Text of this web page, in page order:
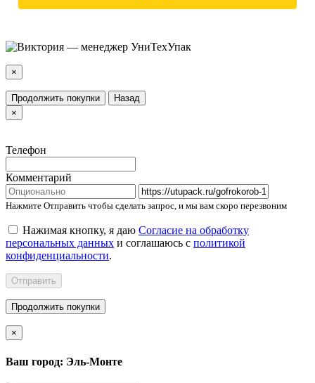
×
Продолжить покупки
Назад
×
Телефон
Комментарий
Нажмите Отправить чтобы сделать запрос, и мы вам скоро перезвоним
Нажимая кнопку, я даю Согласие на обработку
персональных данных и соглашаюсь с политикой
конфиденциальности.
Отправить
Продолжить покупки
×
Ваш город: Эль-Монте